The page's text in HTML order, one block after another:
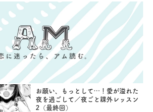
お願い、もっとして…！愛が溢れた
夜を過ごして／夜ごと課外レッスン
2（最終回）